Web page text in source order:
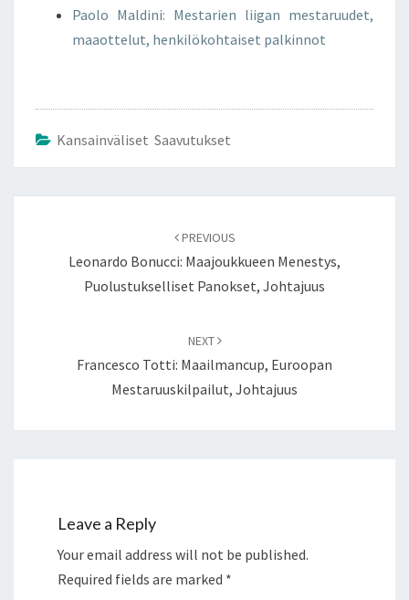
Paolo Maldini: Mestarien liigan mestaruudet,
maaottelut, henkilökohtaiset palkinnot
Kansainväliset Saavutukset
PREVIOUS
Leonardo Bonucci: Maajoukkueen Menestys,
Puolustukselliset Panokset, Johtajuus
NEXT
Francesco Totti: Maailmancup, Euroopan
Mestaruuskilpailut, Johtajuus
Leave a Reply
Your email address will not be published.
Required fields are marked *